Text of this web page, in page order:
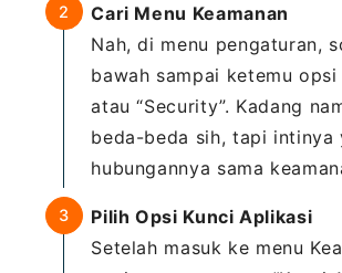
Cari Menu Keamanan
Nah, di menu pengaturan,
bawah sampai ketemu opsi
atau “Security”. Kadang
beda-beda sih, tapi intinya
hubungannya sama
Pilih Opsi Kunci Aplikasi
Setelah masuk ke menu